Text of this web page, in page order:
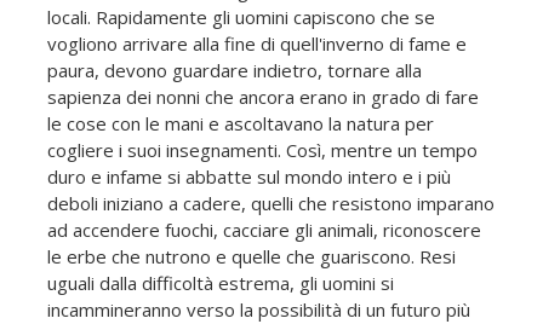
locali. Rapidamente gli uomini capiscono che se
vogliono arrivare alla fine di quell'inverno di fame e
paura, devono guardare indietro, tornare alla
sapienza dei nonni che ancora erano in grado di fare
le cose con le mani e ascoltavano la natura per
cogliere i suoi insegnamenti. Così, mentre un tempo
duro e infame si abbatte sul mondo intero e i più
deboli iniziano a cadere, quelli che resistono imparano
ad accendere fuochi, cacciare gli animali, riconoscere
le erbe che nutrono e quelle che guariscono. Resi
uguali dalla difficoltà estrema, gli uomini si
incammineranno verso la possibilità di un futuro più